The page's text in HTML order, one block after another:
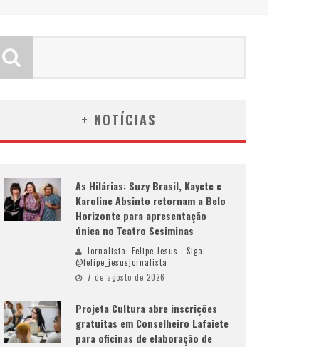
+ NOTÍCIAS
As Hilárias: Suzy Brasil, Kayete e
Karoline Absinto retornam a Belo
Horizonte para apresentação
única no Teatro Sesiminas
Jornalista: Felipe Jesus - Siga:
@felipe_jesusjornalista
7 de agosto de 2026
Projeta Cultura abre inscrições
gratuitas em Conselheiro Lafaiete
para oficinas de elaboração de